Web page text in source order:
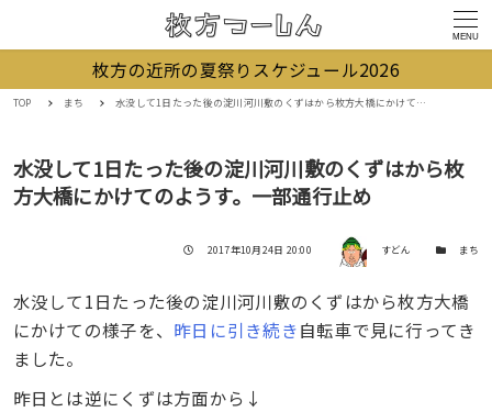
MENU
枚方の近所の夏祭りスケジュール2026
TOP まち 水没して1日たった後の淀川河川敷のくずはから枚方大橋にかけてのようす。一部通行止め
水没して1日たった後の淀川河川敷のくずはから枚
方大橋にかけてのようす。一部通行止め
投稿日
2017年10月24日 20:00 著者 すどん カテゴリー
まち
水没して1日たった後の淀川河川敷のくずはから枚方大橋
にかけての様子を、 昨日に引き続き自転車で見に行ってき
ました。
昨日とは逆にくずは方面から↓